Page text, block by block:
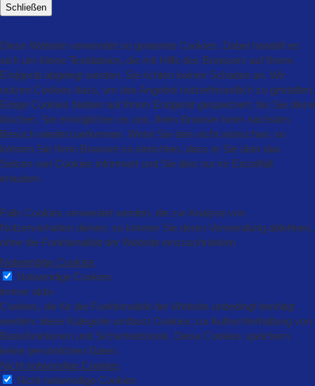
Schließen
Diese Website verwendet so genannte Cookies. Dabei handelt es
sich um kleine Textdateien, die mit Hilfe des Browsers auf Ihrem
Endgerät abgelegt werden. Sie richten keinen Schaden an. Wir
nutzen Cookies dazu, um das Angebot nutzerfreundlich zu gestalten.
Einige Cookies bleiben auf Ihrem Endgerät gespeichert, bis Sie diese
löschen. Sie ermöglichen es uns, Ihren Browser beim nächsten
Besuch wiederzuerkennen. Wenn Sie dies nicht wünschen, so
können Sie Ihren Browser so einrichten, dass er Sie über das
Setzen von Cookies informiert und Sie dies nur im Einzelfall
erlauben.
Falls Cookies verwendet werden, die zur Analyse von
Nutzerverhalten dienen, so können Sie deren Verwendung ablehnen,
ohne die Funktionalität der Website einzuschränken
Notwendige Cookies
Notwendige Cookies
immer aktiv
Cookies, die für die Funktionalität der Website unbedingt benötigt
werden: diese Kategorie umfasst Cookies zur Aufrechterhaltung von
Basisfunktionen und Sicherheitstools. Diese Cookies speichern
keine persönlichen Daten.
Nicht notwendige Cookies
Nicht notwendige Cookies